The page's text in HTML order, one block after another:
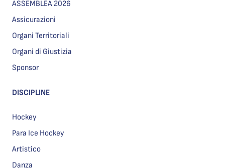
ASSEMBLEA 2026
Assicurazioni
Organi Territoriali
Organi di Giustizia
Sponsor
DISCIPLINE
Hockey
Para Ice Hockey
Artistico
Danza